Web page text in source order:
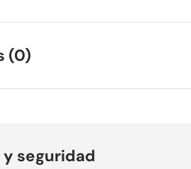
(0)
y seguridad